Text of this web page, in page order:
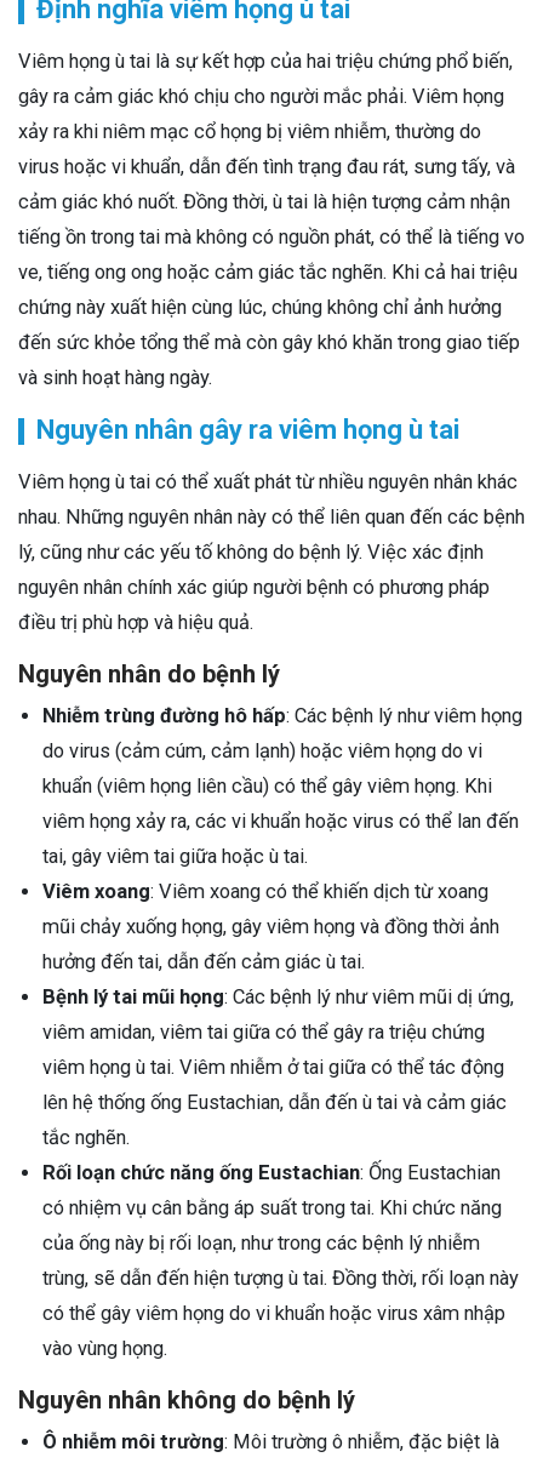
Định nghĩa viêm họng ù tai
Viêm họng ù tai là sự kết hợp của hai triệu chứng phổ biến,
gây ra cảm giác khó chịu cho người mắc phải. Viêm họng
xảy ra khi niêm mạc cổ họng bị viêm nhiễm, thường do
virus hoặc vi khuẩn, dẫn đến tình trạng đau rát, sưng tấy, và
cảm giác khó nuốt. Đồng thời, ù tai là hiện tượng cảm nhận
tiếng ồn trong tai mà không có nguồn phát, có thể là tiếng vo
ve, tiếng ong ong hoặc cảm giác tắc nghẽn. Khi cả hai triệu
chứng này xuất hiện cùng lúc, chúng không chỉ ảnh hưởng
đến sức khỏe tổng thể mà còn gây khó khăn trong giao tiếp
và sinh hoạt hàng ngày.
Nguyên nhân gây ra viêm họng ù tai
Viêm họng ù tai có thể xuất phát từ nhiều nguyên nhân khác
nhau. Những nguyên nhân này có thể liên quan đến các bệnh
lý, cũng như các yếu tố không do bệnh lý. Việc xác định
nguyên nhân chính xác giúp người bệnh có phương pháp
điều trị phù hợp và hiệu quả.
Nguyên nhân do bệnh lý
Nhiễm trùng đường hô hấp: Các bệnh lý như viêm họng
do virus (cảm cúm, cảm lạnh) hoặc viêm họng do vi
khuẩn (viêm họng liên cầu) có thể gây viêm họng. Khi
viêm họng xảy ra, các vi khuẩn hoặc virus có thể lan đến
tai, gây viêm tai giữa hoặc ù tai.
Viêm xoang: Viêm xoang có thể khiến dịch từ xoang
mũi chảy xuống họng, gây viêm họng và đồng thời ảnh
hưởng đến tai, dẫn đến cảm giác ù tai.
Bệnh lý tai mũi họng: Các bệnh lý như viêm mũi dị ứng,
viêm amidan, viêm tai giữa có thể gây ra triệu chứng
viêm họng ù tai. Viêm nhiễm ở tai giữa có thể tác động
lên hệ thống ống Eustachian, dẫn đến ù tai và cảm giác
tắc nghẽn.
Rối loạn chức năng ống Eustachian: Ống Eustachian
có nhiệm vụ cân bằng áp suất trong tai. Khi chức năng
của ống này bị rối loạn, như trong các bệnh lý nhiễm
trùng, sẽ dẫn đến hiện tượng ù tai. Đồng thời, rối loạn này
có thể gây viêm họng do vi khuẩn hoặc virus xâm nhập
vào vùng họng.
Nguyên nhân không do bệnh lý
Ô nhiễm môi trường: Môi trường ô nhiễm, đặc biệt là